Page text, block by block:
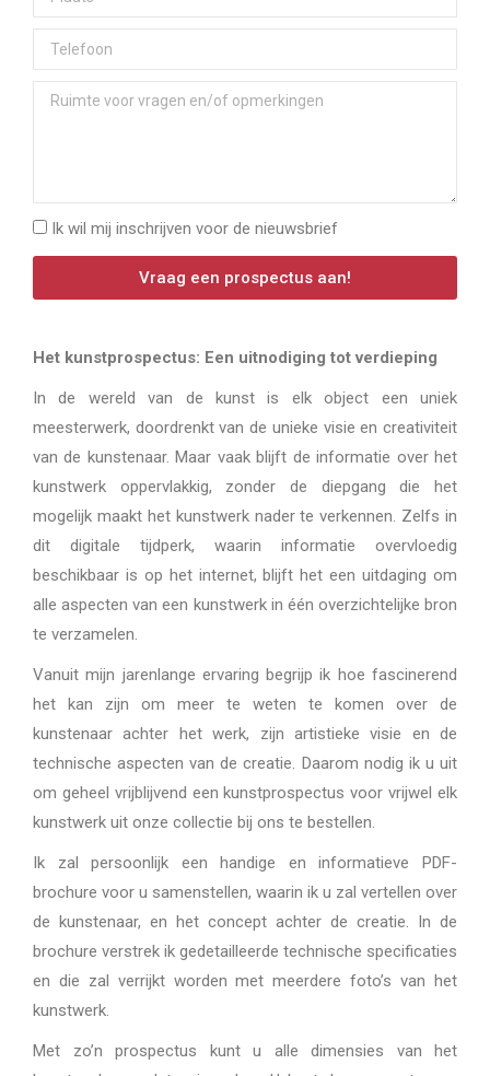
Ik wil mij inschrijven voor de nieuwsbrief
Vraag een prospectus aan!
Het kunstprospectus: Een uitnodiging tot verdieping
In de wereld van de kunst is elk object een uniek
meesterwerk, doordrenkt van de unieke visie en creativiteit
van de kunstenaar. Maar vaak blijft de informatie over het
kunstwerk oppervlakkig, zonder de diepgang die het
mogelijk maakt het kunstwerk nader te verkennen. Zelfs in
dit digitale tijdperk, waarin informatie overvloedig
beschikbaar is op het internet, blijft het een uitdaging om
alle aspecten van een kunstwerk in één overzichtelijke bron
te verzamelen.
Vanuit mijn jarenlange ervaring begrijp ik hoe fascinerend
het kan zijn om meer te weten te komen over de
kunstenaar achter het werk, zijn artistieke visie en de
technische aspecten van de creatie. Daarom nodig ik u uit
om geheel vrijblijvend een kunstprospectus voor vrijwel elk
kunstwerk uit onze collectie bij ons te bestellen.
Ik zal persoonlijk een handige en informatieve PDF-
brochure voor u samenstellen, waarin ik u zal vertellen over
de kunstenaar, en het concept achter de creatie. In de
brochure verstrek ik gedetailleerde technische specificaties
en die zal verrijkt worden met meerdere foto’s van het
kunstwerk.
Met zo’n prospectus kunt u alle dimensies van het